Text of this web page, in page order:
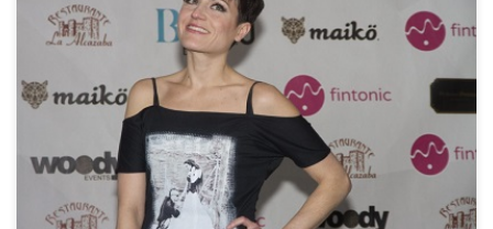
Batiburrillo Producciones presenta Te elegiría otra vez, una
comedia romántica que podrás disfrutar en vivo en el Pequeño
Teatro Gran Vía de Madrid. La Huella Digital ha asistido a la
Premiere de esta obra escrita y dirigida por Sara Escudero
(monologuista reconocida por programas de televisión como
Zapeando y El […]